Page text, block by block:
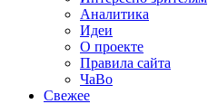
Аналитика
Идеи
О проекте
Правила сайта
ЧаВо
Свежее